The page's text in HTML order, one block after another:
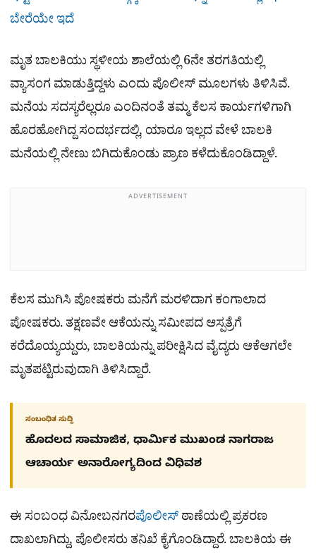
ಬೇರೆಯೇ ಇದೆ
ಮೃತ ಬಾಲಕಿಯು ಸ್ಥಳೀಯ ಶಾಲೆಯಲ್ಲಿ 6ನೇ ತರಗತಿಯಲ್ಲಿ
ವ್ಯಾಸಂಗ ಮಾಡುತ್ತಿದ್ದಳು ಎಂದು ಪೊಲೀಸ್ ಮೂಲಗಳು ತಿಳಿಸಿವೆ.
ಮನೆಯ ಸದಸ್ಯರೆಲ್ಲರೂ ಎಂದಿನಂತೆ ತಮ್ಮ ಕೆಲಸ ಕಾರ್ಯಗಳಿಗಾಗಿ
ಹೊರಹೋಗಿದ್ದ ಸಂದರ್ಭದಲ್ಲಿ, ಯಾರೂ ಇಲ್ಲದ ವೇಳೆ ಬಾಲಕಿ
ಮನೆಯಲ್ಲಿ ನೇಣು ಬಿಗಿದುಕೊಂಡು ಪ್ರಾಣ ಕಳೆದುಕೊಂಡಿದ್ದಾಳೆ.
ADVERTISEMENT
ಕೆಲಸ ಮುಗಿಸಿ ಪೋಷಕರು ಮನೆಗೆ ಮರಳಿದಾಗ ಕಂಗಾಲಾದ
ಪೋಷಕರು. ತಕ್ಷಣವೇ ಆಕೆಯನ್ನು ಸಮೀಪದ ಆಸ್ಪತ್ರೆಗೆ
ಕರೆದೊಯ್ಯಯ್ದರು, ಬಾಲಕಿಯನ್ನು ಪರೀಕ್ಷಿಸಿದ ವೈದ್ಯರು ಆಕೆಆಗಲೇ
ಮೃತಪಟ್ಟಿರುವುದಾಗಿ ತಿಳಿಸಿದ್ದಾರೆ.
ಸಂಬಂಧಿತ ಸುದ್ದಿ
ಹೊದಲದ ಸಾಮಾಜಿಕ, ಧಾರ್ಮಿಕ ಮುಖಂಡ ನಾಗರಾಜ
ಆಚಾರ್ಯ ಅನಾರೋಗ್ಯದಿಂದ ವಿಧಿವಶ
ಈ ಸಂಬಂಧ ವಿನೋಬನಗರಪೊಲೀಸ್ಠಾಣೆಯಲ್ಲಿ ಪ್ರಕರಣ
ದಾಖಲಾಗಿದ್ದು, ಪೊಲೀಸರು ತನಿಖೆ ಕೈಗೊಂಡಿದ್ದಾರೆ. ಬಾಲಕಿಯ ಈ